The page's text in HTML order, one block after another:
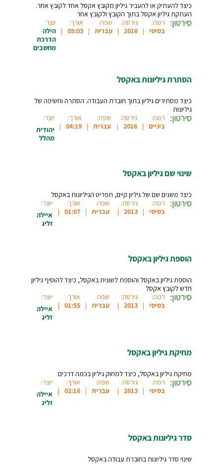
כיצד להעתיק או להעביר גיליון מקובץ אקסל אחד לקובץ אחר.
העתקת גיליון אקסל בתוך הקובץ ולקובץ אחר
סירטון:
רמה:
בסיסי
גירסה:
2016
שפה:
עברית
אורך:
05:03
יוצר:
הילה
הדרכת
מחשבים
הסתרת גיליונות באקסל
כיצד מסתירים גיליון בתוך חוברת העבודה. הסתרה וחשיפה של
גיליונות
סירטון:
רמה:
ביניים
גירסה:
2016
שפה:
עברית
אורך:
04:19
יוצר:
יהודית
מהלל
שינוי שם גיליון באקסל
כיצד משנים שם של גיליון קיים, תפריט הגיליונות באקסל
סירטון:
רמה:
בסיסי
גירסה:
2013
שפה:
עברית
אורך:
01:07
יוצר:
איילה
זליג
הוספת גיליון באקסל
הוספת גיליון באקסל והוספת לשונית באקסל, כיצד להוסיף גיליון
חדש לקובץ אקסל
סירטון:
רמה:
בסיסי
גירסה:
2013
שפה:
עברית
אורך:
01:55
יוצר:
איילה
זליג
מחיקת גיליון באקסל
מחיקת גיליון באקסל, כיצד למחוק גיליון בכמה דרכים
סירטון:
רמה:
בסיסי
גירסה:
2013
שפה:
עברית
אורך:
02:16
יוצר:
איילה
זליג
סדר גיליונות באקסל
שינוי סדר גיליונות בחוברת עבודה באקסל